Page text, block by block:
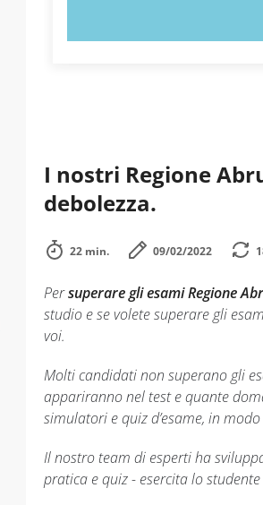
I nostri Regione
debolezza.
22 min. 09/02/2022
Persuperare gli esami Regione
studio e se volete superare gli
voi.
Molti candidati non superano gli
appariranno nel test e quante
simulatori e quiz d’esame, in
Il nostro team di esperti ha
pratica e quiz - esercita lo